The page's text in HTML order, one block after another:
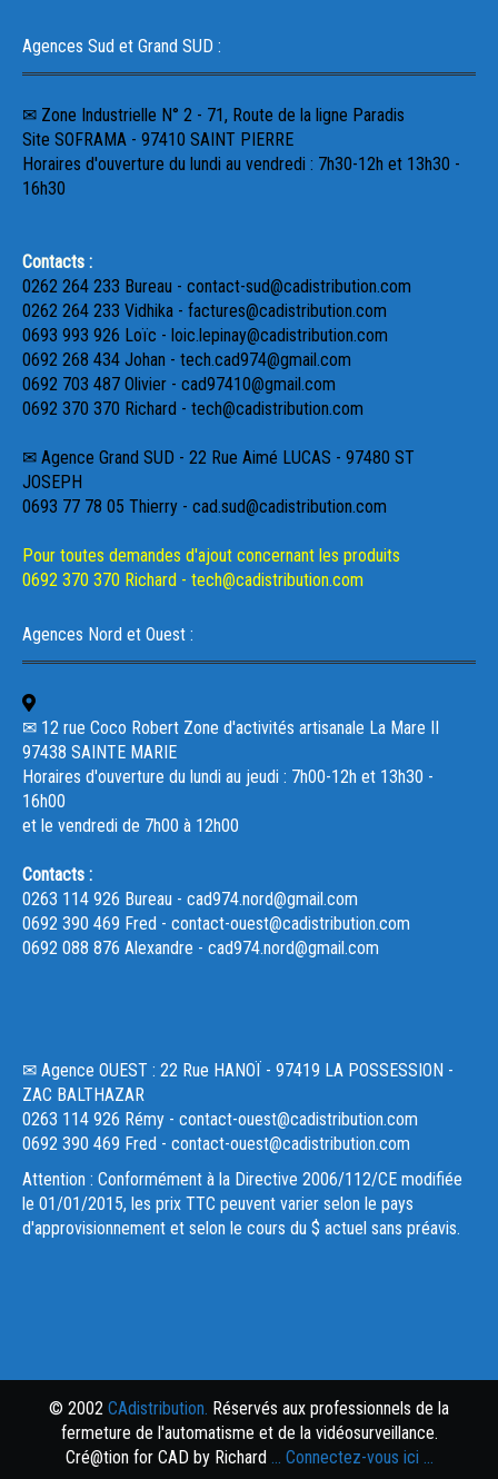
Agences Sud et Grand SUD :
✉ Zone Industrielle N° 2 - 71, Route de la ligne Paradis
Site SOFRAMA - 97410 SAINT PIERRE
Horaires d'ouverture du lundi au vendredi : 7h30-12h et 13h30 -
16h30
Contacts :
0262 264 233 Bureau - contact-sud@cadistribution.com
0262 264 233 Vidhika - factures@cadistribution.com
0693 993 926 Loïc - loic.lepinay@cadistribution.com
0692 268 434 Johan - tech.cad974@gmail.com
0692 703 487 Olivier - cad97410@gmail.com
0692 370 370 Richard - tech@cadistribution.com
✉ Agence Grand SUD - 22 Rue Aimé LUCAS - 97480 ST
JOSEPH
0693 77 78 05 Thierry - cad.sud@cadistribution.com
Pour toutes demandes d'ajout concernant les produits
0692 370 370 Richard - tech@cadistribution.com
Agences Nord et Ouest :
✉ 12 rue Coco Robert Zone d'activités artisanale La Mare II
97438 SAINTE MARIE
Horaires d'ouverture du lundi au jeudi : 7h00-12h et 13h30 -
16h00
et le vendredi de 7h00 à 12h00
Contacts :
0263 114 926 Bureau - cad974.nord@gmail.com
0692 390 469 Fred - contact-ouest@cadistribution.com
0692 088 876 Alexandre - cad974.nord@gmail.com
✉ Agence OUEST : 22 Rue HANOÏ - 97419 LA POSSESSION -
ZAC BALTHAZAR
0263 114 926 Rémy - contact-ouest@cadistribution.com
0692 390 469 Fred - contact-ouest@cadistribution.com
Attention : Conformément à la Directive 2006/112/CE modifiée
le 01/01/2015, les prix TTC peuvent varier selon le pays
d'approvisionnement et selon le cours du $ actuel sans préavis.
© 2002 CAdistribution. Réservés aux professionnels de la
fermeture de l'automatisme et de la vidéosurveillance.
Cré@tion for CAD by Richard ... Connectez-vous ici ...